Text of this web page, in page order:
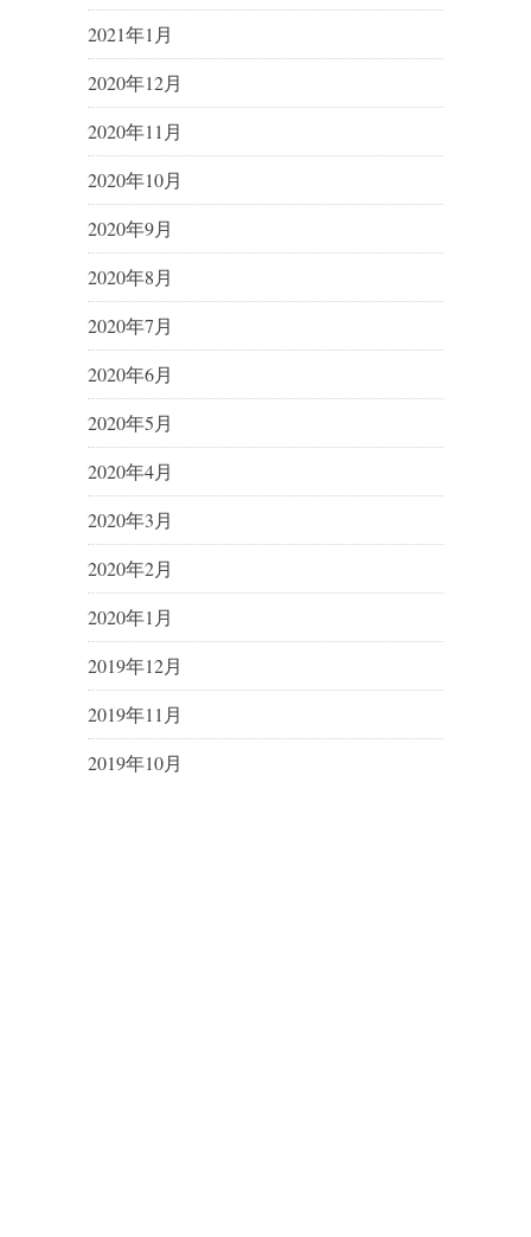
2021年1月
2020年12月
2020年11月
2020年10月
2020年9月
2020年8月
2020年7月
2020年6月
2020年5月
2020年4月
2020年3月
2020年2月
2020年1月
2019年12月
2019年11月
2019年10月